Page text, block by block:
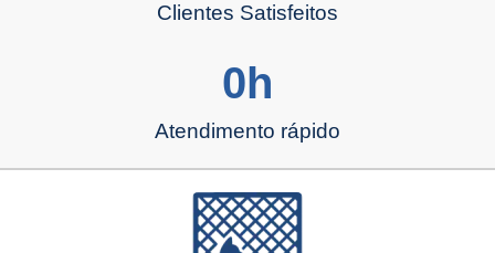
Clientes Satisfeitos
Atendimento rápido
0h